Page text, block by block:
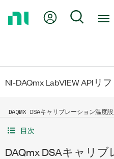
My Account
Search
NI-DAQmx LabVIEW APIリ
DAQMX DSAキャリブレーション温度
目次
DAQmx DSAキャリブ